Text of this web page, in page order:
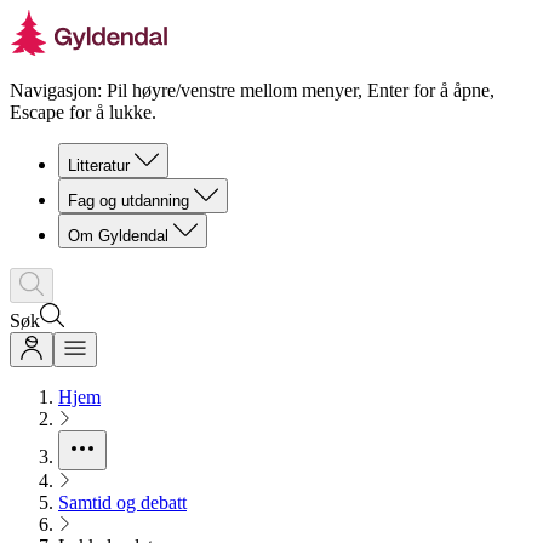
Navigasjon: Pil høyre/venstre mellom menyer, Enter for å åpne,
Escape for å lukke.
Litteratur
Fag og utdanning
Om Gyldendal
Søk
Hjem
Samtid og debatt